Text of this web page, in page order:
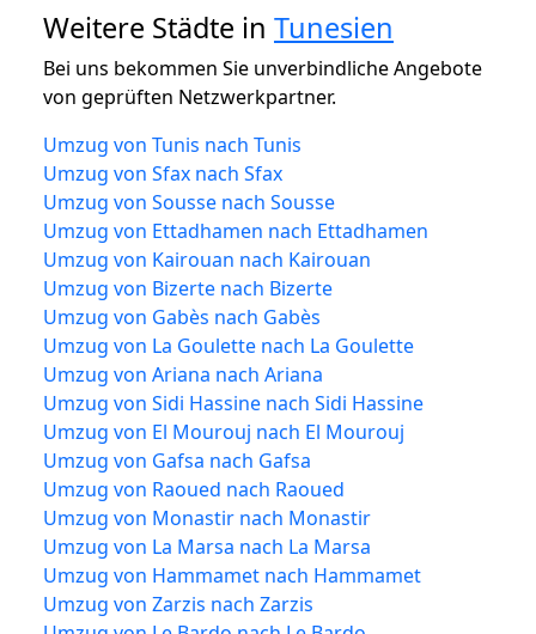
Weitere Städte in Tunesien
Bei uns bekommen Sie unverbindliche Angebote
von geprüften Netzwerkpartner.
Umzug von Tunis nach Tunis
Umzug von Sfax nach Sfax
Umzug von Sousse nach Sousse
Umzug von Ettadhamen nach Ettadhamen
Umzug von Kairouan nach Kairouan
Umzug von Bizerte nach Bizerte
Umzug von Gabès nach Gabès
Umzug von La Goulette nach La Goulette
Umzug von Ariana nach Ariana
Umzug von Sidi Hassine nach Sidi Hassine
Umzug von El Mourouj nach El Mourouj
Umzug von Gafsa nach Gafsa
Umzug von Raoued nach Raoued
Umzug von Monastir nach Monastir
Umzug von La Marsa nach La Marsa
Umzug von Hammamet nach Hammamet
Umzug von Zarzis nach Zarzis